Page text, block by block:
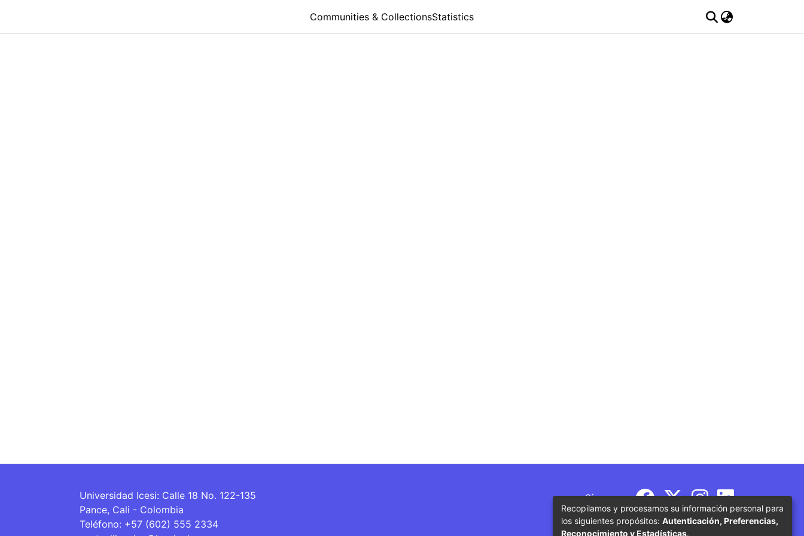
Communities & CollectionsStatistics
Universidad Icesi: Calle 18 No. 122-135
Pance, Cali - Colombia
Teléfono: +57 (602) 555 2334
Síguenos
Recopilamos y procesamos su información personal para
los siguientes propósitos: Autenticación, Preferencias,
Reconocimiento y Estadísticas.